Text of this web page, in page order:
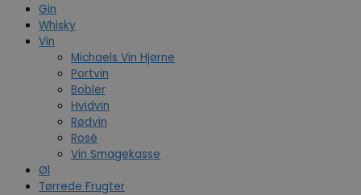
Gin
Whisky
Vin
Michaels Vin Hjørne
Portvin
Bobler
Hvidvin
Rødvin
Rosé
Vin Smagekasse
Øl
Tørrede Frugter